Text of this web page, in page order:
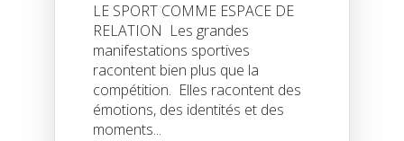
LE SPORT COMME ESPACE DE
RELATION Les grandes
manifestations sportives
racontent bien plus que la
compétition. Elles racontent des
émotions, des identités et des
moments...